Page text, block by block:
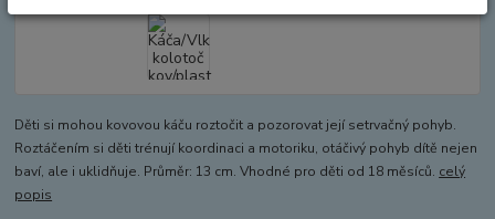
Děti si mohou kovovou káču roztočit a pozorovat její setrvačný pohyb.
Roztáčením si děti trénují koordinaci a motoriku, otáčivý pohyb dítě nejen
baví, ale i uklidňuje. Průměr: 13 cm. Vhodné pro děti od 18 měsíců. celý
popis